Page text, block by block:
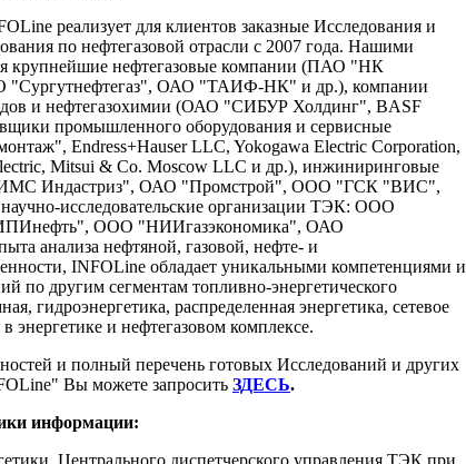
реализует для клиентов заказные Исследования и
по нефтегазовой отрасли с 2007 года. Нашими
крупнейшие нефтегазовые компании (ПАО "НК
ОАО "ТАИФ-НК" и др.), компании
и нефтегазохимии (ОАО "СИБУР Холдинг", BASF
промышленного оборудования и сервисные
Endress+Hauser LLC, Yokogawa Electric Corporation,
Mitsui & Co. Moscow LLC и др.), инжиниринговые
Индастриз", ОАО "Промстрой", ООО "ГСК "ВИС",
исследовательские организации ТЭК: ООО
ООО "НИИгазэкономика", ОАО
анализа нефтяной, газовой, нефте- и
INFOLine обладает уникальными компетенциями и
по другим сегментам топливно-энергетического
гидроэнергетика, распределенная энергетика, сетевое
энергетике и нефтегазовом комплексе.
и полный перечень готовых Исследований и других
Вы можете запросить ЗДЕСЬ.
информации: